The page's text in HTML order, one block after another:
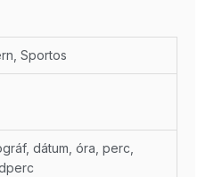
Sportos
dátum, óra, perc,